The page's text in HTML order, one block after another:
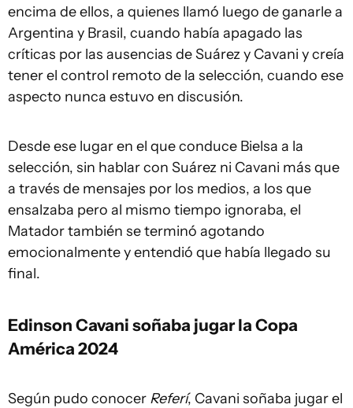
encima de ellos, a quienes llamó luego de ganarle a
Argentina y Brasil, cuando había apagado las
críticas por las ausencias de Suárez y Cavani y creía
tener el control remoto de la selección, cuando ese
aspecto nunca estuvo en discusión.
Desde ese lugar en el que conduce Bielsa a la
selección, sin hablar con Suárez ni Cavani más que
a través de mensajes por los medios, a los que
ensalzaba pero al mismo tiempo ignoraba, el
Matador también se terminó agotando
emocionalmente y entendió que había llegado su
final.
Edinson Cavani soñaba jugar la Copa
América 2024
Según pudo conocer Referí, Cavani soñaba jugar el